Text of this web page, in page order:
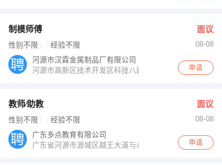
制模师傅 面议
性别不限 经验不限
08-08
河源市汉霖金属制品厂有限公司
河源市高新区技术开发区科技八路
申请
教师∕助教 面议
性别不限 经验不限
08-08
广东多点教育有限公司
广东省河源市源城区越王大道与永和东路交汇处申请